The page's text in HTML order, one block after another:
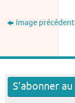
Image
S’abonner